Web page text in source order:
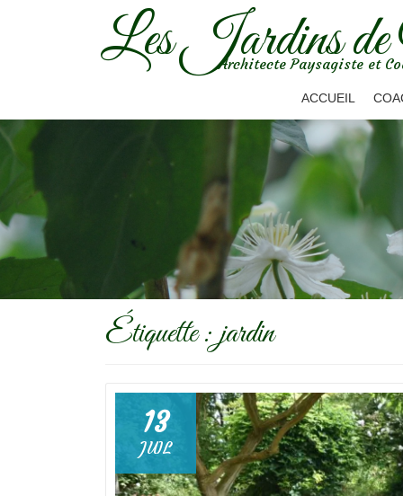
Les Jardins
Architecte Paysagiste et
ACCUEIL
Étiquette :jardin
13
JUIL